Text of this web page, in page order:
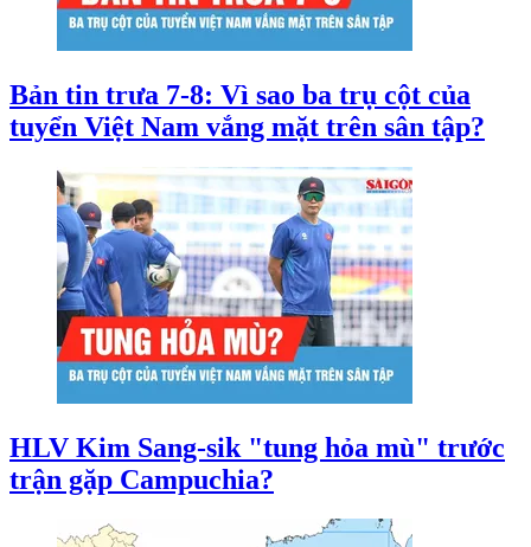
Bản tin trưa 7-8: Vì sao ba trụ cột của
tuyển Việt Nam vắng mặt trên sân tập?
HLV Kim Sang-sik "tung hỏa mù" trước
trận gặp Campuchia?